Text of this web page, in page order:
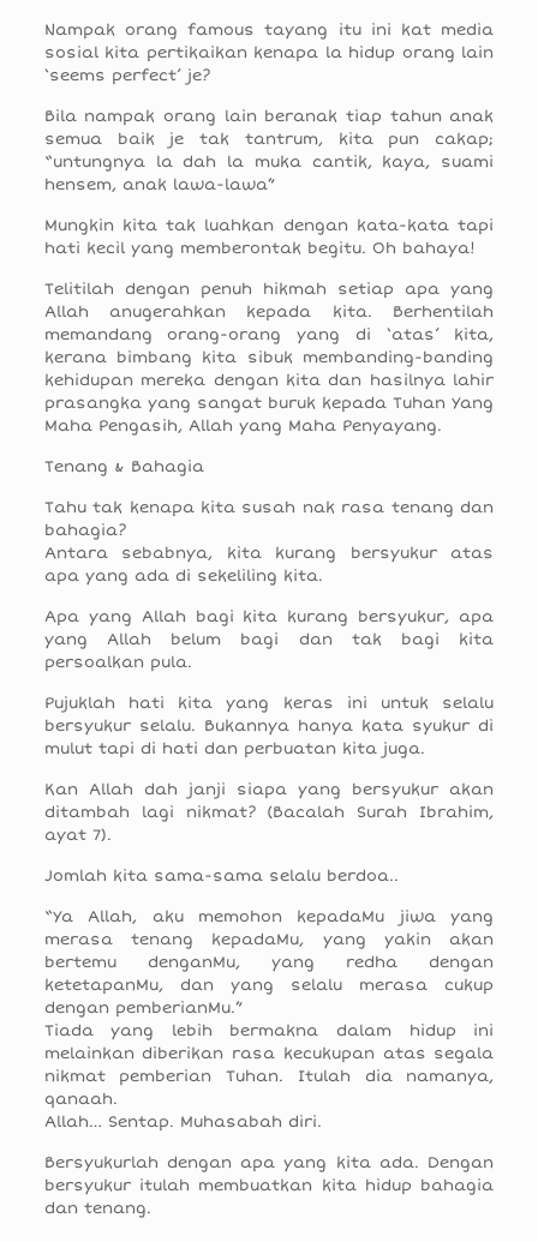
Nampak orang famous tayang itu ini kat media
sosial kita pertikaikan kenapa la hidup orang lain
‘seems perfect’ je?
Bila nampak orang lain beranak tiap tahun anak
semua baik je tak tantrum, kita pun cakap;
“untungnya la dah la muka cantik, kaya, suami
hensem, anak lawa-lawa”
Mungkin kita tak luahkan dengan kata-kata tapi
hati kecil yang memberontak begitu. Oh bahaya!
Telitilah dengan penuh hikmah setiap apa yang
Allah anugerahkan kepada kita. Berhentilah
memandang orang-orang yang di ‘atas’ kita,
kerana bimbang kita sibuk membanding-banding
kehidupan mereka dengan kita dan hasilnya lahir
prasangka yang sangat buruk kepada Tuhan Yang
Maha Pengasih, Allah yang Maha Penyayang.
Tenang & Bahagia
Tahu tak kenapa kita susah nak rasa tenang dan
bahagia?
Antara sebabnya, kita kurang bersyukur atas
apa yang ada di sekeliling kita.
Apa yang Allah bagi kita kurang bersyukur, apa
yang Allah belum bagi dan tak bagi kita
persoalkan pula.
Pujuklah hati kita yang keras ini untuk selalu
bersyukur selalu. Bukannya hanya kata syukur di
mulut tapi di hati dan perbuatan kita juga.
Kan Allah dah janji siapa yang bersyukur akan
ditambah lagi nikmat? (Bacalah Surah Ibrahim,
ayat 7).
Jomlah kita sama-sama selalu berdoa..
“Ya Allah, aku memohon kepadaMu jiwa yang
merasa tenang kepadaMu, yang yakin akan
bertemu denganMu, yang redha dengan
ketetapanMu, dan yang selalu merasa cukup
dengan pemberianMu.”
Tiada yang lebih bermakna dalam hidup ini
melainkan diberikan rasa kecukupan atas segala
nikmat pemberian Tuhan. Itulah dia namanya,
qanaah.
Allah… Sentap. Muhasabah diri.
Bersyukurlah dengan apa yang kita ada. Dengan
bersyukur itulah membuatkan kita hidup bahagia
dan tenang.